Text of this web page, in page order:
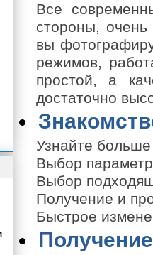
Все
стороны,
вы
режимов,
простой, а
достаточно
Узнайте
Выбор
Выбор
Получение и
Быстрое